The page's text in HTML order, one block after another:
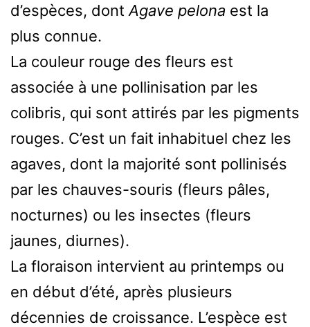
d’espèces, dont Agave pelona est la
plus connue.
La couleur rouge des fleurs est
associée à une pollinisation par les
colibris, qui sont attirés par les pigments
rouges. C’est un fait inhabituel chez les
agaves, dont la majorité sont pollinisés
par les chauves-souris (fleurs pâles,
nocturnes) ou les insectes (fleurs
jaunes, diurnes).
La floraison intervient au printemps ou
en début d’été, après plusieurs
décennies de croissance. L’espèce est